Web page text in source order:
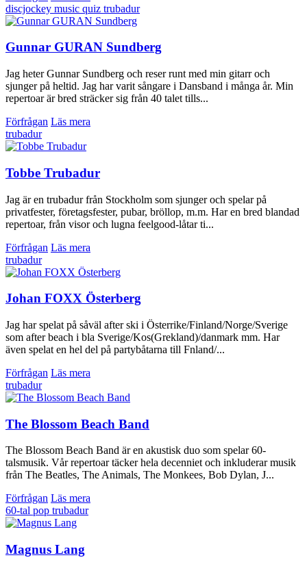
discjockey music quiz trubadur
Gunnar GURAN Sundberg
Jag heter Gunnar Sundberg och reser runt med min gitarr och
sjunger på heltid. Jag har varit sångare i Dansband i många år. Min
repertoar är bred sträcker sig från 40 talet tills...
Förfrågan Läs mera
trubadur
Tobbe Trubadur
Jag är en trubadur från Stockholm som sjunger och spelar på
privatfester, företagsfester, pubar, bröllop, m.m. Har en bred blandad
repertoar, från visor och lugna feelgood-låtar ti...
Förfrågan Läs mera
trubadur
Johan FOXX Österberg
Jag har spelat på såväl after ski i Österrike/Finland/Norge/Sverige
som after beach i bla Sverige/Kos(Grekland)/danmark mm. Har
även spelat en hel del på partybåtarna till Fnland/...
Förfrågan Läs mera
trubadur
The Blossom Beach Band
The Blossom Beach Band är en akustisk duo som spelar 60-
talsmusik. Vår repertoar täcker hela decenniet och inkluderar musik
från The Beatles, The Animals, The Monkees, Bob Dylan, J...
Förfrågan Läs mera
60-tal pop trubadur
Magnus Lang